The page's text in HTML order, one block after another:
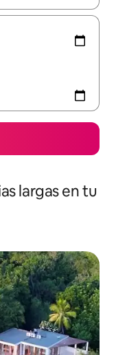
largas en tu